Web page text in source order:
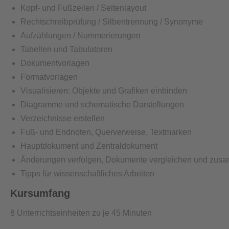
Kopf- und Fußzeilen / Seitenlayout
Rechtschreibprüfung / Silbentrennung / Synonyme
Aufzählungen / Nummerierungen
Tabellen und Tabulatoren
Dokumentvorlagen
Formatvorlagen
Visualisieren: Objekte und Grafiken einbinden
Diagramme und schematische Darstellungen
Verzeichnisse erstellen
Fuß- und Endnoten, Querverweise, Textmarken
Hauptdokument und Zentraldokument
Änderungen verfolgen, Dokumente vergleichen und
Tipps für wissenschaftliches Arbeiten
Kursumfang
8 Unterrichtseinheiten zu je 45 Minuten